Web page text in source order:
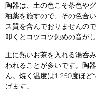
陶器は、土の色こそ茶色や
釉薬を施すので、その色合
ス質を含んでおりませんの
叩くとコツコツ鈍めの音が
主に熱いお茶を入れる湯呑
われることが多いです。陶
ん。焼く温度は1,250度ほ
げます。